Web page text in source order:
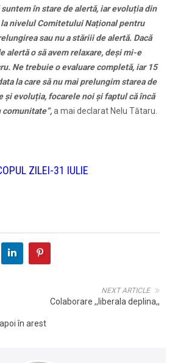
suntem în stare de alertă, iar evoluția din
nivelul Comitetului Național pentru
sau nu a stăriii de alertă. Dacă
alertă o să avem relaxare, deși mi-e
Ne trebuie o evaluare completă, iar 15
la care să nu mai prelungim starea de
și evoluția, focarele noi și faptul că încă
comunitate”,a mai declarat Nelu Tătaru.
ZILEI-31 IULIE
NEXT ARTICLE
Colaborare ,,liberala deplina,,
în arest